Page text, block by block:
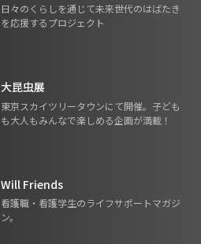
日々のくらしを通じて未来世代のはばたき
を応援するプロジェクト
大昆虫展
東京スカイツリータウンにて開催。子ども
も大人もみんなで楽しめる企画が満載！
Will Friends
看護職・看護学生のライフサポートマガジ
ン。